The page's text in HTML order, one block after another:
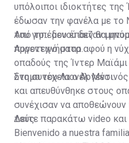
υπόλοιποι ιδιοκτήτες της
έδωσαν την φανέλα με το
του γηπέδου έπαιζαν
Αργεντινό σταρ.
Από το... μενού δεν θα
πυροτεχνήματα αφού η
οπαδούς της Ίντερ
όνομα του Λιονέλ Μέσι.
Στη συνέχεια ο
και απευθύνθηκε στους
συνέχισαν να
τους.
Δείτε παρακάτω video
Bienvenido a nuestra